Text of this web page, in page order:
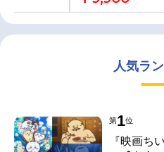
人気ラ
第1位
『映画ち